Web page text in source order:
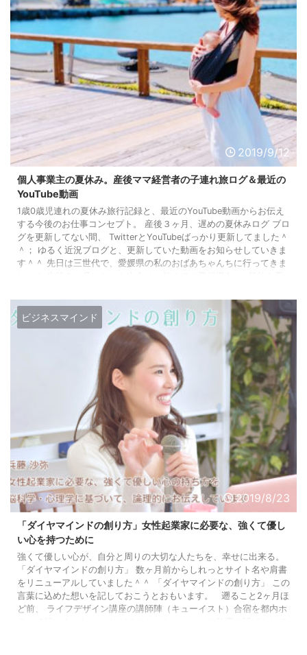
2019/9/12
個人事業主の夏休み。産後ママ経営者の子連れ旅ログ＆最近の
YouTube動画
1歳0歳児連れの夏休み旅行記録と、最近のYouTube動画からお伝え
する今後のお仕事コンセプト。 産後３ヶ月、遅めの夏休みログ ブロ
グを更新してない間、 TwitterとYouTubeばっかり更新してました＾
＾； ゆるく近況ブログと、更新していた動画をお知らせしていきま
す＾＾ 先日は三世代で、愛媛県の私のおばあちゃんちに行ってきま
線の駐車場が全て満車で、90分待ち！ 余 ...
ビジネスマインド
2019/8/23
「ダイヤマインドの創り方」女性起業家に必要な、強くて優し
い心を持つために
強くて優しい心が、自分と周りの大切な人たちを、幸せに出来る。
「ダイヤマインドの創り方」 数ヶ月前からしれっとサイト名や肩書
をリニューアルしていました＾＾ 「ダイヤマインドの創り方」 この
言葉に込めた想いを記しておこうとおもいます。 遡ること2ヶ月ほ
ど前、 ライフデザイン講座の講師陣（キューイスト）合宿を都内ホ